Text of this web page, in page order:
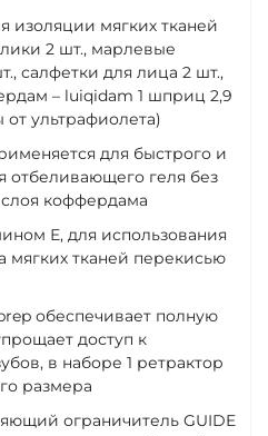
изоляции мягких тканей
2 шт., марлевые
салфетки для лица 2 шт.,
– luiqidam 1 шприц 2,9
от ультрафиолета)
для быстрого и
отбеливающего геля без
коффердама
Е, для использования
мягких тканей перекисью
обеспечивает полную
доступ к
в наборе 1 ретрактор
размера
ограничитель GUIDE